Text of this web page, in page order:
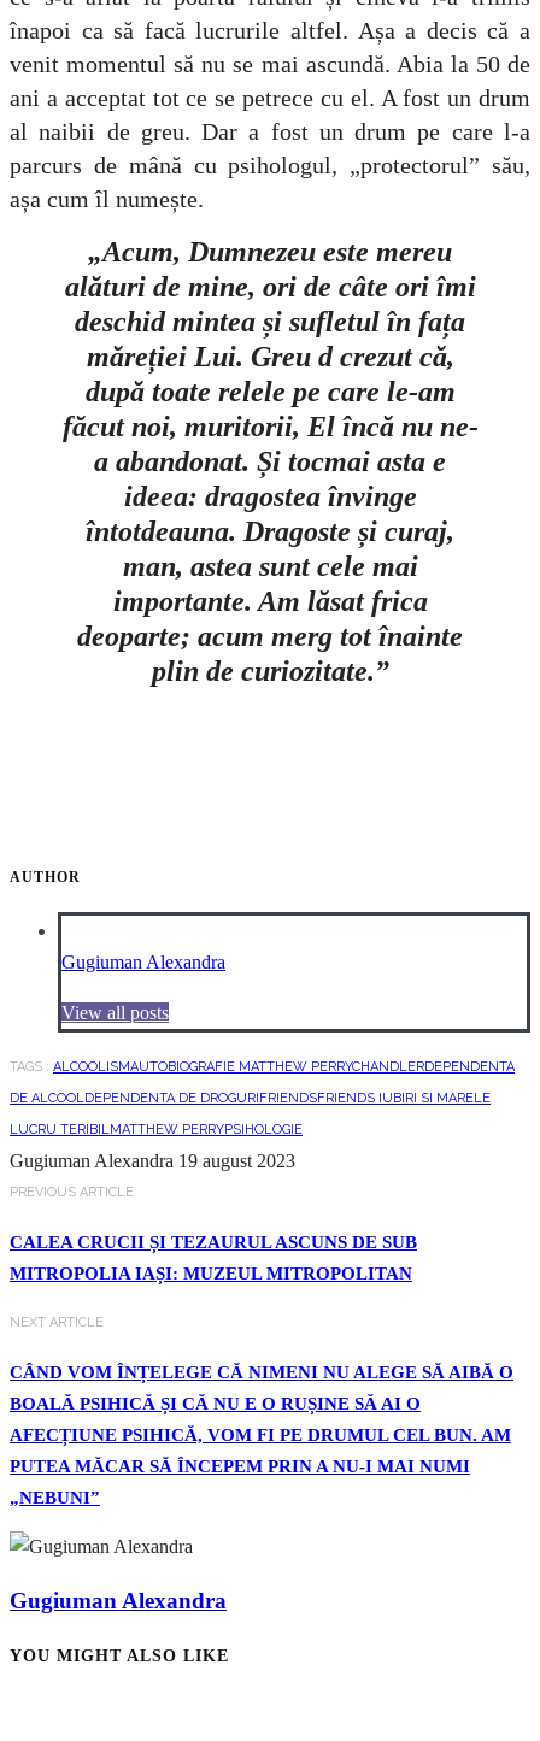
înapoi ca să facă lucrurile altfel. Așa a decis că a
venit momentul să nu se mai ascundă. Abia la 50 de
ani a acceptat tot ce se petrece cu el. A fost un drum
al naibii de greu. Dar a fost un drum pe care l-a
parcurs de mână cu psihologul, „protectorul” său,
așa cum îl numește.
„Acum, Dumnezeu este mereu
alături de mine, ori de câte ori îmi
deschid mintea și sufletul în fața
măreției Lui. Greu d crezut că,
după toate relele pe care le-am
făcut noi, muritorii, El încă nu ne-
a abandonat. Și tocmai asta e
ideea: dragostea învinge
întotdeauna. Dragoste și curaj,
man, astea sunt cele mai
importante. Am lăsat frica
deoparte; acum merg tot înainte
plin de curiozitate.”
AUTHOR
Gugiuman Alexandra
View all posts
TAGS : ALCOOLISMAUTOBIOGRAFIE MATTHEW PERRYCHANDLERDEPENDENTA
DE ALCOOLDEPENDENTA DE DROGURI FRIENDSFRIENDS IUBIRI SI MARELE
LUCRU TERIBILMATTHEW PERRYPSIHOLOGIE
Gugiuman Alexandra 19 august 2023
PREVIOUS ARTICLE
CALEA CRUCII ȘI TEZAURUL ASCUNS DE SUB
MITROPOLIA IAȘI: MUZEUL MITROPOLITAN
NEXT ARTICLE
CÂND VOM ÎNȚELEGE CĂ NIMENI NU ALEGE SĂ AIBĂ O
BOALĂ PSIHICĂ ȘI CĂ NU E O RUȘINE SĂ AI O
AFECȚIUNE PSIHICĂ, VOM FI PE DRUMUL CEL BUN. AM
PUTEA MĂCAR SĂ ÎNCEPEM PRIN A NU-I MAI NUMI
„NEBUNI”
Gugiuman Alexandra
YOU MIGHT ALSO LIKE